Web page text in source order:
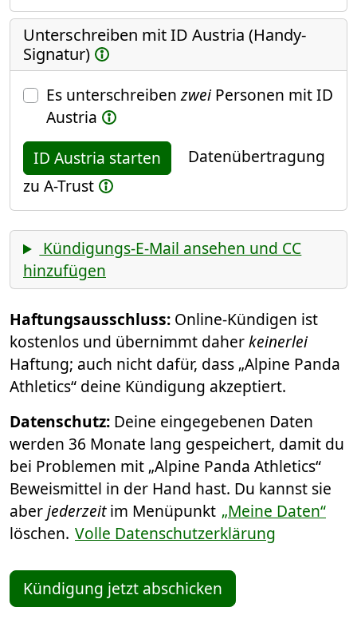
Unterschreiben mit ID Austria (Handy-
Signatur)
Es unterschreibenzweiPersonen mit ID
Austria
ID Austria starten
Datenübertragung
zu A-Trust
Kündigungs-E-Mail ansehen und CC
hinzufügen
Haftungsausschluss: Online-Kündigen ist
kostenlos und übernimmt daherkeinerlei
Haftung; auch nicht dafür, dass „Alpine Panda
Athletics“ deine Kündigung akzeptiert.
Datenschutz: Deine eingegebenen Daten
werden 36 Monate lang gespeichert, damit du
bei Problemen mit „Alpine Panda Athletics“
Beweismittel in der Hand hast. Du kannst sie
aberjederzeitim Menüpunkt „Meine Daten“
löschen. Volle Datenschutzerklärung
Kündigung jetzt abschicken